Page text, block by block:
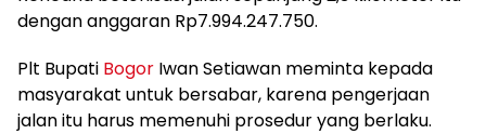
dengan anggaran Rp7.994.247.750.
Plt Bupati Bogor Iwan Setiawan meminta kepada
masyarakat untuk bersabar, karena pengerjaan
jalan itu harus memenuhi prosedur yang berlaku.